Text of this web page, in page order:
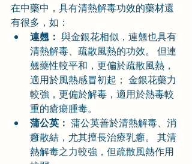
在中藥中，具有清熱解毒功效的藥材還
有很多，如：
連翹： 與金銀花相似，連翹也具有
清熱解毒、疏散風熱的功效。 但連
翹藥性較平和，更偏於疏散風熱，
適用於風熱感冒初起； 金銀花藥力
較強，更偏於解毒，適用於熱毒較
重的瘡瘍腫毒。
蒲公英： 蒲公英善於清熱解毒、消
癰散結，尤其擅長治療乳癰。 其清
熱解毒之力較強，但疏散風熱作用